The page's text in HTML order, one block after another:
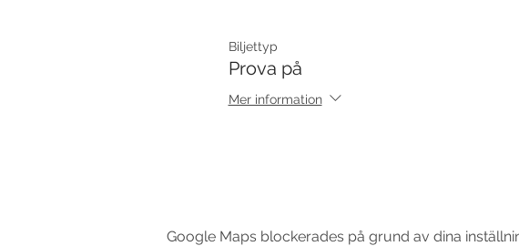
Biljettyp
Prova på
Mer information
Google Maps blockerades på grund av dina